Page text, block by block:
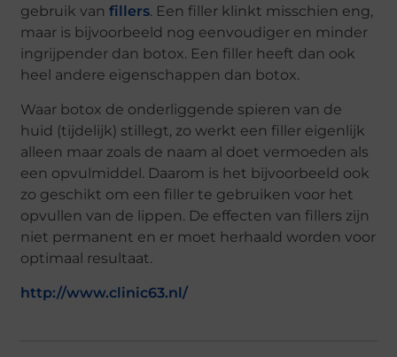
gebruik vanfillers. Een filler klinkt misschien eng,
maar is bijvoorbeeld nog eenvoudiger en minder
ingrijpender dan botox. Een filler heeft dan ook
heel andere eigenschappen dan botox.
Waar botox de onderliggende spieren van de
huid (tijdelijk) stillegt, zo werkt een filler eigenlijk
alleen maar zoals de naam al doet vermoeden als
een opvulmiddel. Daarom is het bijvoorbeeld ook
zo geschikt om een filler te gebruiken voor het
opvullen van de lippen. De effecten van fillers zijn
niet permanent en er moet herhaald worden voor
optimaal resultaat.
http://www.clinic63.nl/